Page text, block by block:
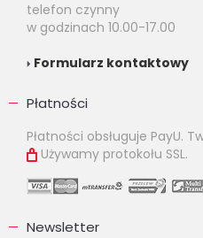
telefon czynny
w godzinach 10.00-17.00
Formularz kontaktowy
Płatności
Płatności obsługuje PayU.
Używamy protokołu SSL.
Newsletter